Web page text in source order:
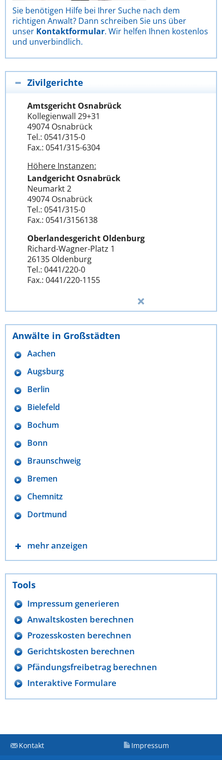
Sie benötigen Hilfe bei Ihrer Suche nach dem
richtigen Anwalt? Dann schreiben Sie uns über
unser Kontaktformular. Wir helfen Ihnen kostenlos
und unverbindlich.
Zivilgerichte
Amtsgericht Osnabrück
Kollegienwall 29+31
49074 Osnabrück
Tel.: 0541/315-0
Fax.: 0541/315-6304
Höhere Instanzen:
Landgericht Osnabrück
Neumarkt 2
49074 Osnabrück
Tel.: 0541/315-0
Fax.: 0541/3156138
Oberlandesgericht Oldenburg
Richard-Wagner-Platz 1
26135 Oldenburg
Tel.: 0441/220-0
Fax.: 0441/220-1155
Anwälte in Großstädten
Aachen
Augsburg
Berlin
Bielefeld
Bochum
Bonn
Braunschweig
Bremen
Chemnitz
Dortmund
mehr anzeigen
Tools
Impressum generieren
Anwaltskosten berechnen
Prozesskosten berechnen
Gerichtskosten berechnen
Pfändungsfreibetrag berechnen
Interaktive Formulare
Kontakt Impressum